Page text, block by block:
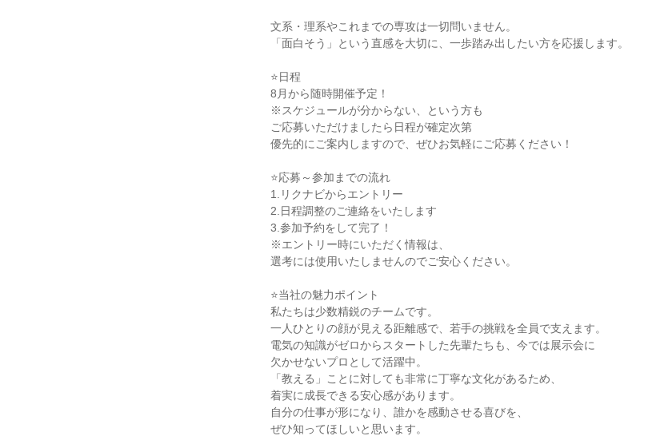
文系・理系やこれまでの専攻は一切問いません。
「面白そう」という直感を大切に、一歩踏み出したい方を応援します。
⭐日程
8月から随時開催予定！
※スケジュールが分からない、という方も
ご応募いただけましたら日程が確定次第
優先的にご案内しますので、ぜひお気軽にご応募ください！
⭐応募～参加までの流れ
1.リクナビからエントリー
2.日程調整のご連絡をいたします
3.参加予約をして完了！
※エントリー時にいただく情報は、
選考には使用いたしませんのでご安心ください。
⭐当社の魅力ポイント
私たちは少数精鋭のチームです。
一人ひとりの顔が見える距離感で、若手の挑戦を全員で支えます。
電気の知識がゼロからスタートした先輩たちも、今では展示会に
欠かせないプロとして活躍中。
「教える」ことに対しても非常に丁寧な文化があるため、
着実に成長できる安心感があります。
自分の仕事が形になり、誰かを感動させる喜びを、
ぜひ知ってほしいと思います。